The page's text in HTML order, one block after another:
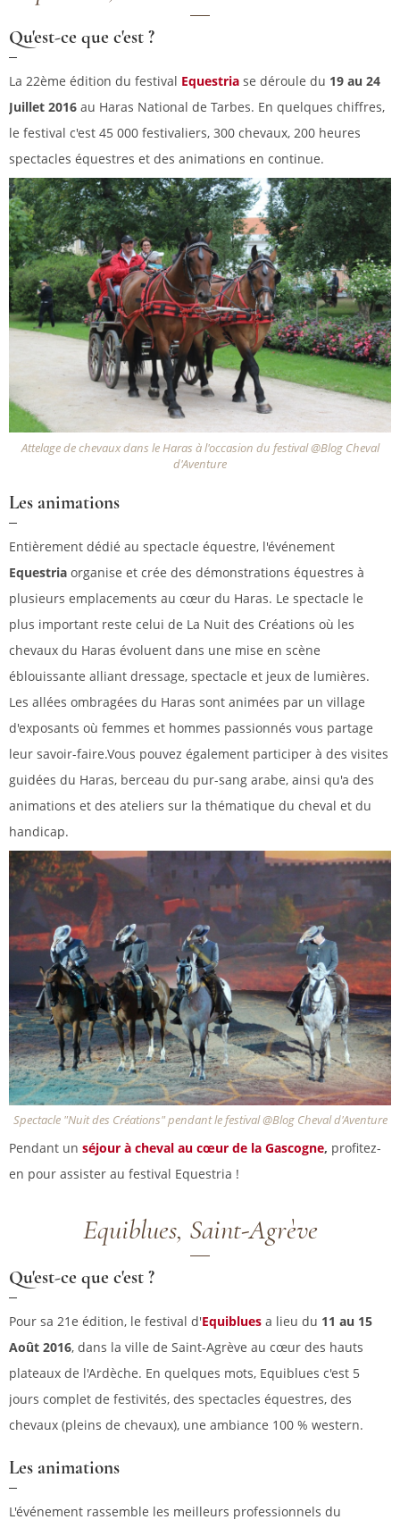
Qu'est-ce que c'est ?
La 22ème édition du festival Equestria se déroule du 19 au 24
Juillet 2016 au Haras National de Tarbes. En quelques chiffres,
le festival c'est 45 000 festivaliers, 300 chevaux, 200 heures
spectacles équestres et des animations en continue.
Attelage de chevaux dans le Haras à l'occasion du festival @Blog Cheval
d'Aventure
Les animations
Entièrement dédié au spectacle équestre, l'événement
Equestria organise et crée des démonstrations équestres à
plusieurs emplacements au cœur du Haras. Le spectacle le
plus important reste celui de La Nuit des Créations où les
chevaux du Haras évoluent dans une mise en scène
éblouissante alliant dressage, spectacle et jeux de lumières.
Les allées ombragées du Haras sont animées par un village
d'exposants où femmes et hommes passionnés vous partage
leur savoir-faire.Vous pouvez également participer à des visites
guidées du Haras, berceau du pur-sang arabe, ainsi qu'a des
animations et des ateliers sur la thématique du cheval et du
handicap.
Spectacle "Nuit des Créations" pendant le festival @Blog Cheval d'Aventure
Pendant un séjour à cheval au cœur de la Gascogne, profitez-
en pour assister au festival Equestria !
Equiblues, Saint-Agrève
Qu'est-ce que c'est ?
Pour sa 21e édition, le festival d'Equiblues a lieu du 11 au 15
Août 2016, dans la ville de Saint-Agrève au cœur des hauts
plateaux de l'Ardèche. En quelques mots, Equiblues c'est 5
jours complet de festivités, des spectacles équestres, des
chevaux (pleins de chevaux), une ambiance 100 % western.
Les animations
L'événement rassemble les meilleurs professionnels du